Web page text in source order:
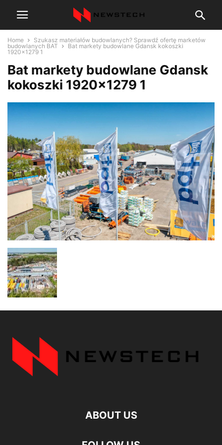
Home
Szukasz materiałów budowlanych? Sprawdź ofertę marketów
budowlanych BAT
Bat markety budowlane Gdansk kokoszki
1920x1279 1
Bat markety budowlane Gdansk
kokoszki 1920×1279 1
ABOUT US